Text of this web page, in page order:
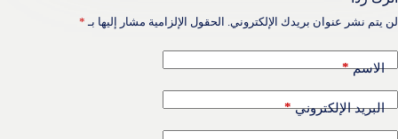
لن يتم نشر عنوان بريدك الإلكتروني. الحقول الإلزامية مشار إليها بـ *
الاسم*
البريد الإلكتروني*